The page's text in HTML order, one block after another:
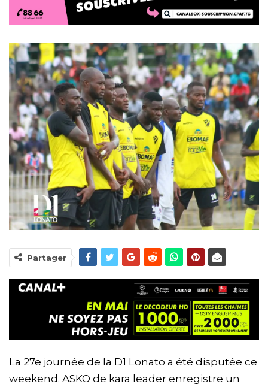
Partager
La 27e journée de la D1 Lonato a été disputée ce
weekend. ASKO de kara leader enregistre un